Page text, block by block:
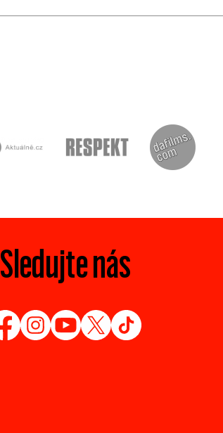
Sledujte nás